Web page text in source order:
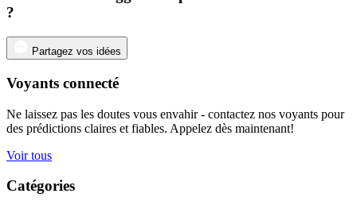
?
Partagez vos idées
Voyants connecté
Ne laissez pas les doutes vous envahir - contactez nos voyants pour
des prédictions claires et fiables. Appelez dès maintenant!
Voir tous
Catégories